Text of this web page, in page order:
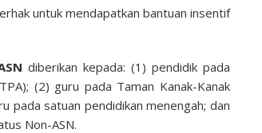
untuk mendapatkan bantuan insentif
diberikan kepada: (1) pendidik pada
(2) guru pada Taman Kanak-Kanak
pada satuan pendidikan menengah; dan
Non-ASN.